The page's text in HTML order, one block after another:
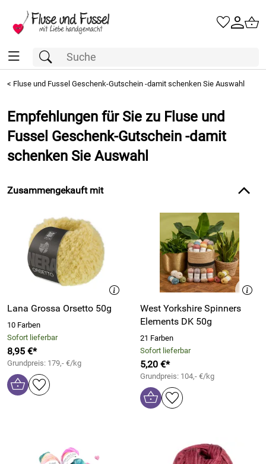
< Fluse und Fussel Geschenk-Gutschein -damit schenken Sie Auswahl
Empfehlungen für Sie zu Fluse und
Fussel Geschenk-Gutschein -damit
schenken Sie Auswahl
Zusammengekauft mit
Lana Grossa Orsetto 50g
10 Farben
Sofort lieferbar
8,95 €*
Grundpreis: 179,- €/kg
West Yorkshire Spinners
Elements DK 50g
21 Farben
Sofort lieferbar
5,20 €*
Grundpreis: 104,- €/kg